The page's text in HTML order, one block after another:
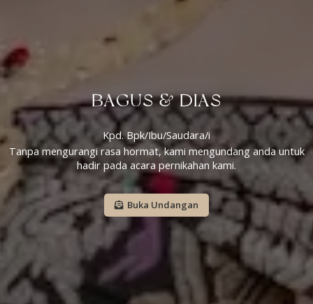
BAGUS & DIAS
Kpd. Bpk/Ibu/Saudara/i
Tanpa mengurangi rasa hormat, kami mengundang anda untuk
hadir pada acara pernikahan kami.
Buka Undangan